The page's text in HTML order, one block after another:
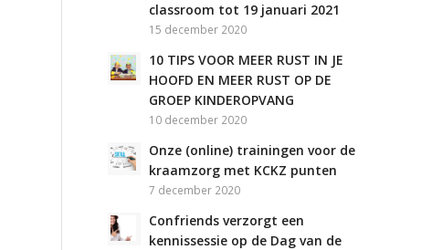
classroom tot 19 januari 2021
15 december 2020
10 TIPS VOOR MEER RUST IN JE
HOOFD EN MEER RUST OP DE
GROEP KINDEROPVANG
10 december 2020
Onze (online) trainingen voor de
kraamzorg met KCKZ punten
7 december 2020
Confriends verzorgt een
kennissessie op de Dag van de